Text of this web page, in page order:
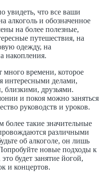
увидеть, что все ваши
алкоголь и обозначенное
на более полезные,
путешествия, на
одежду, на
накопления.
много времени, которое
интересными делами,
близкими, друзьями.
и покоя можно заняться
руководств и уроков.
такие значительные
различными
об алкоголе, он лишь
новые подходы к
будет занятие йогой,
и концертов.